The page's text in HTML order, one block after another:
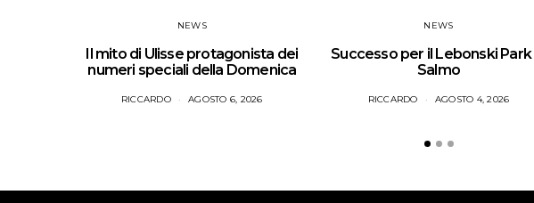
NEWS
Il mito di Ulisse protagonista dei
numeri speciali della Domenica
RICCARDO AGOSTO 6, 2026
NEWS
Successo per il Lebonski Park
Salmo
RICCARDO AGOSTO 4, 2026